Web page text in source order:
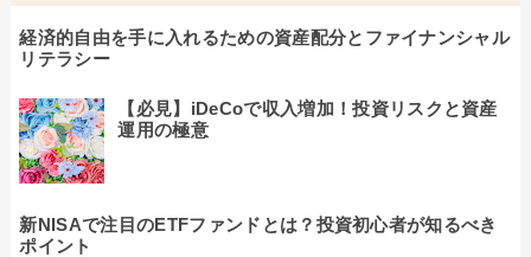
経済的自由を手に入れるための資産配分とファイナンシャル
リテラシー
【必見】iDeCoで収入増加！投資リスクと資産
運用の極意
新NISAで注目のETFファンドとは？投資初心者が知るべき
ポイント